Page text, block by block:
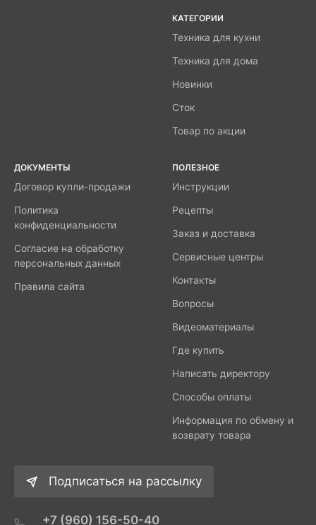
КАТЕГОРИИ
Техника для кухни
Техника для дома
Новинки
Сток
Товар по акции
ДОКУМЕНТЫ
Договор купли-продажи
Политика
конфиденциальности
Согласие на обработку
персональных данных
Правила сайта
ПОЛЕЗНОЕ
Инструкции
Рецепты
Заказ и доставка
Сервисные центры
Контакты
Вопросы
Видеоматериалы
Где купить
Написать директору
Способы оплаты
Информация по обмену и
возврату товара
Подписаться на рассылку
+7 (960) 156-50-40